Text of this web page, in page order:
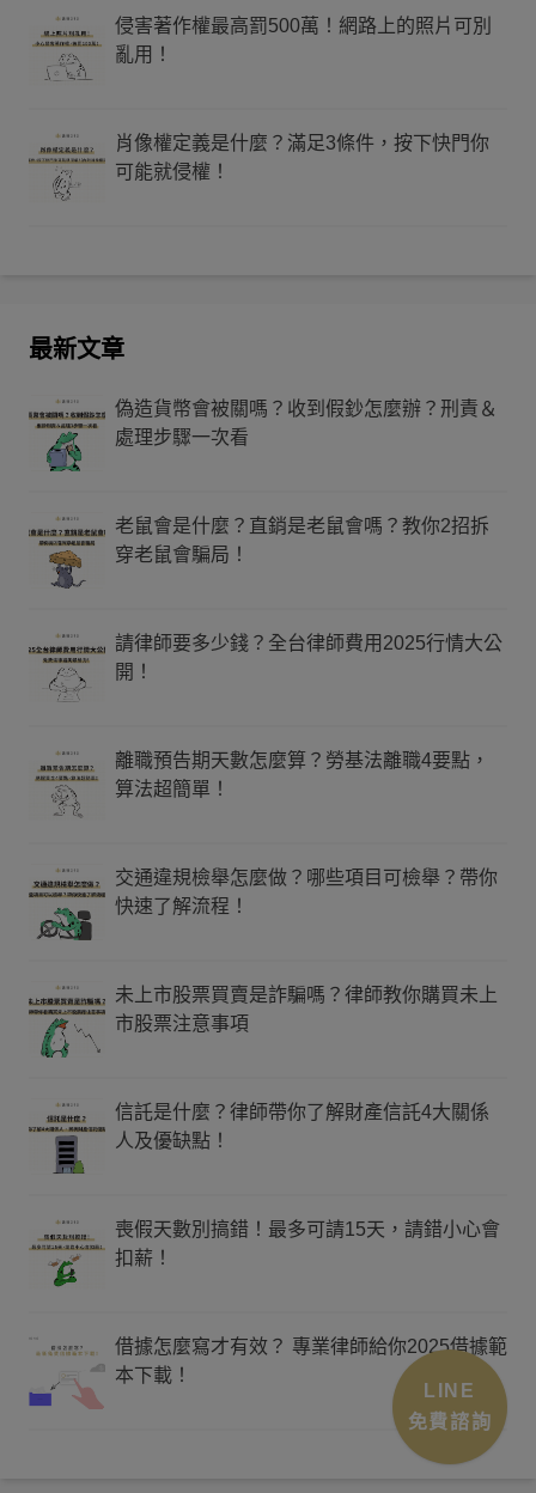
侵害著作權最高罰500萬！網路上的照片可別
亂用！
肖像權定義是什麼？滿足3條件，按下快門你
可能就侵權！
最新文章
偽造貨幣會被關嗎？收到假鈔怎麼辦？刑責＆
處理步驟一次看
老鼠會是什麼？直銷是老鼠會嗎？教你2招拆
穿老鼠會騙局！
請律師要多少錢？全台律師費用2025行情大公
開！
離職預告期天數怎麼算？勞基法離職4要點，
算法超簡單！
交通違規檢舉怎麼做？哪些項目可檢舉？帶你
快速了解流程！
未上市股票買賣是詐騙嗎？律師教你購買未上
市股票注意事項
信託是什麼？律師帶你了解財產信託4大關係
人及優缺點！
喪假天數別搞錯！最多可請15天，請錯小心會
扣薪！
借據怎麼寫才有效？ 專業律師給你2025借據範
本下載！
LINE
免費諮詢